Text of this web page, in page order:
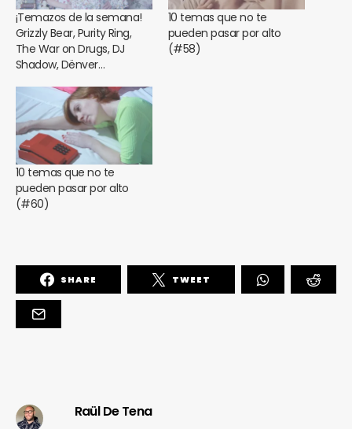
¡Temazos de la semana!
Grizzly Bear, Purity Ring,
The War on Drugs, DJ
Shadow, Dënver…
10 temas que no te
pueden pasar por alto
(#58)
10 temas que no te
pueden pasar por alto
(#60)
SHARE TWEET
Raül De Tena